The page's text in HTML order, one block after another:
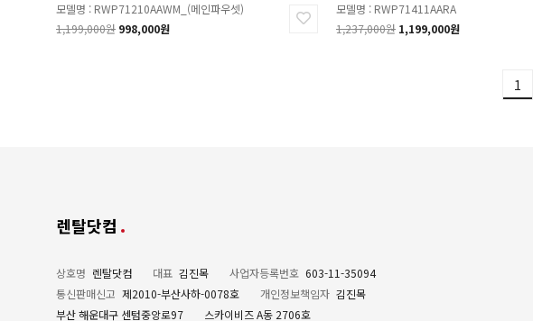
모델명 : RWP71210AAWM_(메인파우셋)
1,199,000원 998,000원
모델명 : RWP71411AARA
1,237,000원 1,199,000원
1
렌탈닷컴
상호명 렌탈닷컴 대표 김진목 사업자등록번호 603-11-35094
통신판매신고 제2010-부산사하-0078호 개인정보책임자 김진목
부산 해운대구 센텀중앙로97
스카이비즈 A동 2706호